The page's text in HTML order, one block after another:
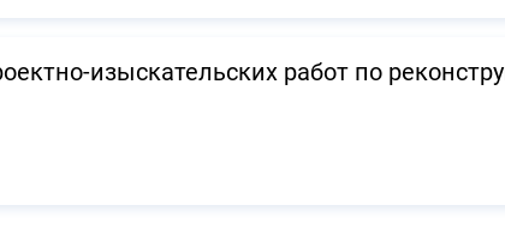
изыскательских работ по